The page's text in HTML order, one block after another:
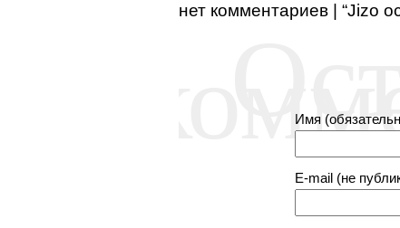
нет комментариев | “Jizo
Имя
E-mail (не